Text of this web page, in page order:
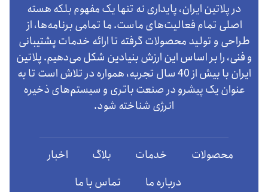
در پلاتین ایران، پایداری نه تنها یک مفهوم بلکه هسته
اصلی تمام فعالیت‌های ماست. ما تمامی برنامه‌ها، از
طراحی و تولید محصولات گرفته تا ارائه خدمات پشتیبانی
و فنی، را بر اساس این ارزش بنیادین شکل می‌دهیم. پلاتین
ایران با بیش از 40 سال تجربه، همواره در تلاش است تا به
عنوان یک پیشرو در صنعت باتری و سیستم‌های ذخیره
انرژی شناخته شود.
محصولات خدمات بلاگ
اخبار
درباره ما
تماس با ما